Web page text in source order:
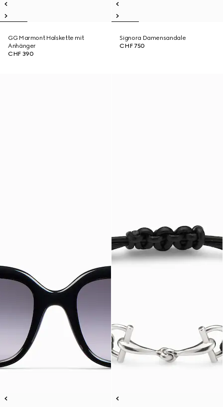
GG Marmont Halskette mit
Anhänger
CHF 390
Signora Damensandale
CHF 750